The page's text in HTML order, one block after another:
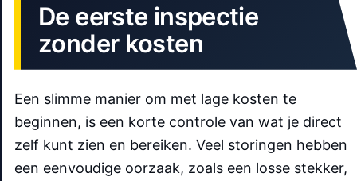
De eerste inspectie
zonder kosten
Een slimme manier om met lage kosten te
beginnen, is een korte controle van wat je direct
zelf kunt zien en bereiken. Veel storingen hebben
een eenvoudige oorzaak, zoals een losse stekker,